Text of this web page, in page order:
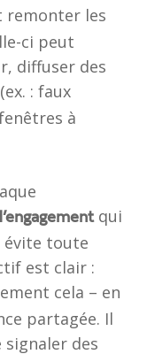
remonter les
ci peut
diffuser des
: faux
à
qui
évite toute
est clair :
cela – en
partagée. Il
signaler des